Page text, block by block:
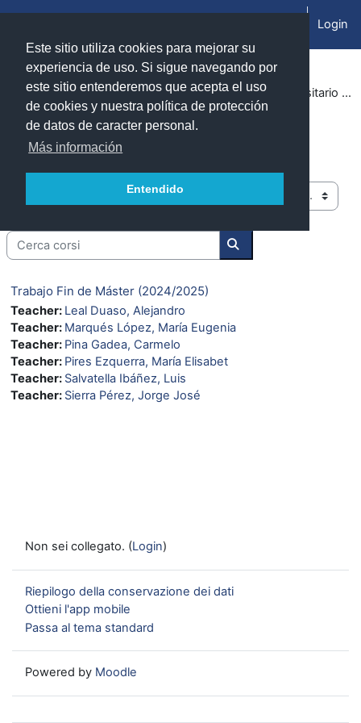
Este sitio utiliza cookies para mejorar su
experiencia de uso. Si sigue navegando por
este sitio entenderemos que acepta el uso
de cookies y nuestra política de protección
de datos de caracter personal.
Más información
Entendido
Pannello laterale
Login
Cursos 2024-2025 Facultad de Ciencias (Zaragoza) Máster Universitario en Economía Circular
Máster Universitario en Economía
Circular
Categorie di corso
Cerca corsi
Cerca corsi
Trabajo Fin de Máster (2024/2025)
Teacher: Leal Duaso, Alejandro
Teacher: Marqués López, María Eugenia
Teacher: Pina Gadea, Carmelo
Teacher: Pires Ezquerra, María Elisabet
Teacher: Salvatella Ibáñez, Luis
Teacher: Sierra Pérez, Jorge José
Non sei collegato. (Login)
Riepilogo della conservazione dei dati
Ottieni l'app mobile
Passa al tema standard
Powered by Moodle